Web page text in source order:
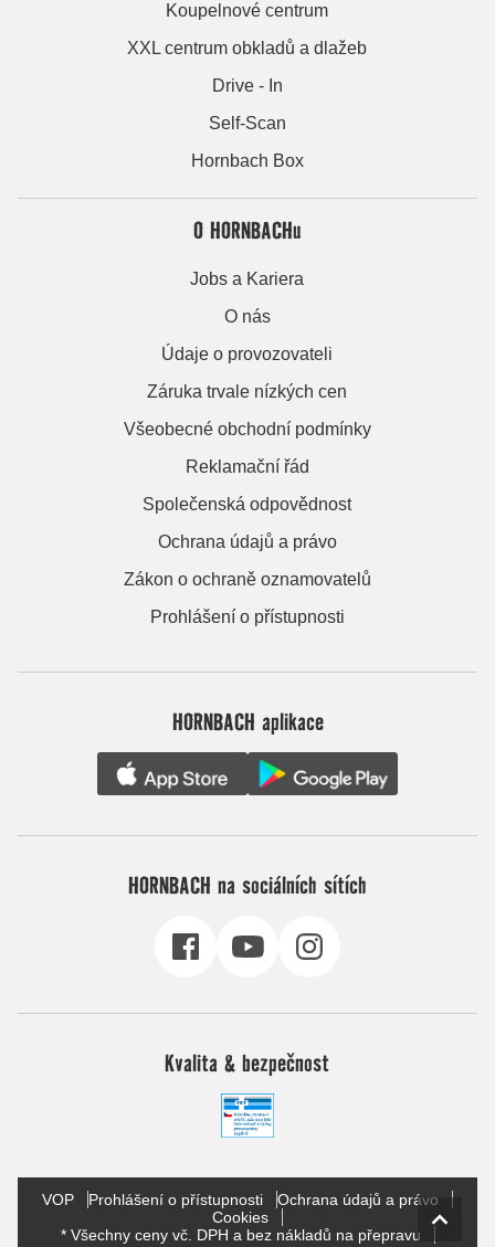
Koupelnové centrum
XXL centrum obkladů a dlažeb
Drive - In
Self-Scan
Hornbach Box
O HORNBACHu
Jobs a Kariera
O nás
Údaje o provozovateli
Záruka trvale nízkých cen
Všeobecné obchodní podmínky
Reklamační řád
Společenská odpovědnost
Ochrana údajů a právo
Zákon o ochraně oznamovatelů
Prohlášení o přístupnosti
HORNBACH aplikace
HORNBACH na sociálních sítích
Kvalita & bezpečnost
VOP Prohlášení o přístupnosti
Ochrana údajů a právo
Cookies
* Všechny ceny vč. DPH a bez nákladů na přepravu